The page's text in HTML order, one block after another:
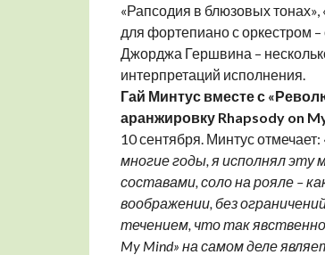
«Рапсодия в блюзовых
для фортепиано с оркестром
Джорджа Гершвина –
интерпретаций исполнения.
Гай Минтус вместе с
аранжировку Rhapsody on
10 сентября. Минтус отмечает:
многие годы, я исполнял эту
составами, соло на рояле –
воображении, без
течением, что так
My Mind» на самом деле